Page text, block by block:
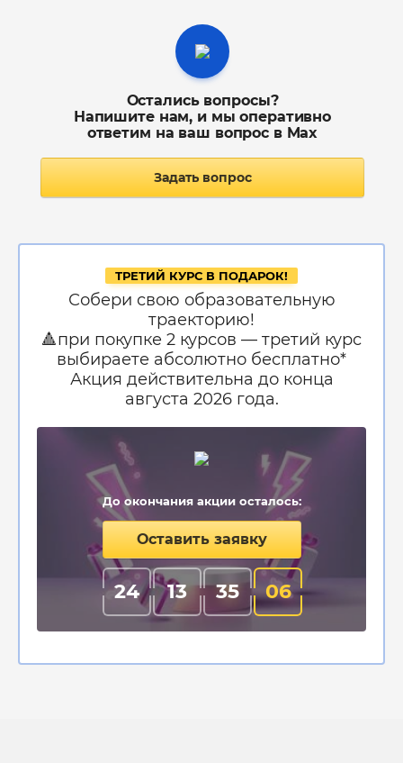
Остались вопросы?
Напишите нам, и мы оперативно
ответим на ваш вопрос в Max
Задать вопрос
ТРЕТИЙ КУРС В ПОДАРОК!
Собери свою образовательную
траекторию!
🔺при покупке 2 курсов — третий курс
выбираете абсолютно бесплатно*
Акция действительна до конца
августа 2026 года.
До окончания акции осталось:
Оставить заявку
24 13 35 05